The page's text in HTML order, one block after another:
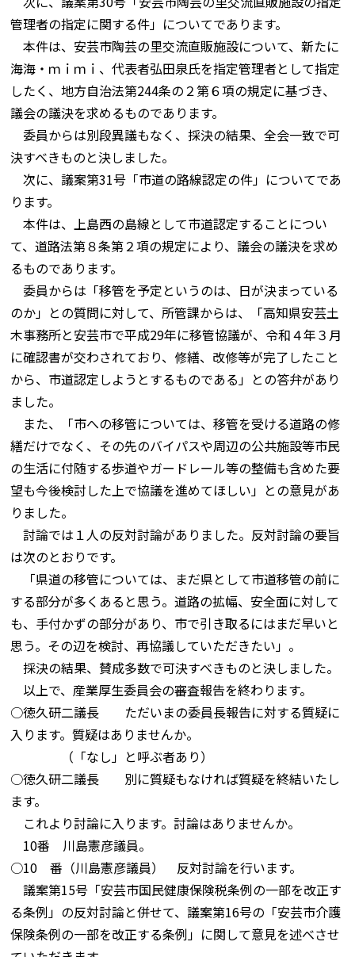
管理者の指定に関する件」についてであります。
本件は、安芸市陶芸の里交流直販施設について、新たに
海海・ｍｉｍｉ、代表者弘田泉氏を指定管理者として指定
したく、地方自治法第244条の２第６項の規定に基づき、
議会の議決を求めるものであります。
委員からは別段異議もなく、採決の結果、全会一致で可
決すべきものと決しました。
次に、議案第31号「市道の路線認定の件」についてであ
ります。
本件は、上島西の島線として市道認定することについ
て、道路法第８条第２項の規定により、議会の議決を求め
るものであります。
委員からは「移管を予定というのは、日が決まっている
のか」との質問に対して、所管課からは、「高知県安芸土
木事務所と安芸市で平成29年に移管協議が、令和４年３月
に確認書が交わされており、修繕、改修等が完了したこと
から、市道認定しようとするものである」との答弁があり
ました。
また、「市への移管については、移管を受ける道路の修
繕だけでなく、その先のバイパスや周辺の公共施設等市民
の生活に付随する歩道やガードレール等の整備も含めた要
望も今後検討した上で協議を進めてほしい」との意見があ
りました。
討論では１人の反対討論がありました。反対討論の要旨
は次のとおりです。
「県道の移管については、まだ県として市道移管の前に
する部分が多くあると思う。道路の拡幅、安全面に対して
も、手付かずの部分があり、市で引き取るにはまだ早いと
思う。その辺を検討、再協議していただきたい」。
採決の結果、賛成多数で可決すべきものと決しました。
以上で、産業厚生委員会の審査報告を終わります。
○徳久研二議長 ただいまの委員長報告に対する質疑に
入ります。質疑はありませんか。
（「なし」と呼ぶ者あり）
○徳久研二議長 別に質疑もなければ質疑を終結いたし
ます。
これより討論に入ります。討論はありませんか。
10番 川島憲彦議員。
○10 番（川島憲彦議員） 反対討論を行います。
議案第15号「安芸市国民健康保険税条例の一部を改正す
る条例」の反対討論と併せて、議案第16号の「安芸市介護
保険条例の一部を改正する条例」に関して意見を述べさせ